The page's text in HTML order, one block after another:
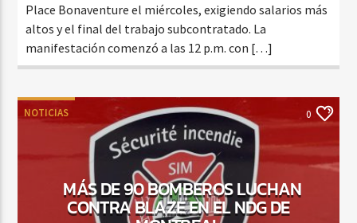
Place Bonaventure el miércoles, exigiendo salarios más
altos y el final del trabajo subcontratado. La
manifestación comenzó a las 12 p.m. con […]
NOTICIAS 0
MÁS DE 90 BOMBEROS LUCHAN
CONTRA BLAZE EN EL NDG DE